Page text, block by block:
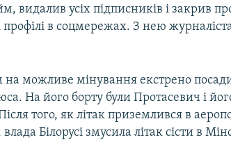
видалив усіх підписників і закрив
в соцмережах. З нею
можливе мінування екстрено
На його борту були Протасевич і
того, як літак приземлився в
Білорусі змусила літак сісти в